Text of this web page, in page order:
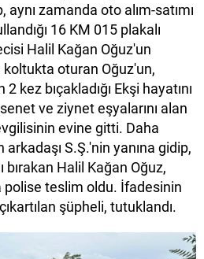
zamanda oto alım-satımı
16 KM 015 plakalı
Halil Kağan Oğuz'un
koltukta oturan Oğuz'un,
2 kez bıçakladığı Ekşi hayatını
ve ziynet eşyalarını alan
evine gitti. Daha
S.Ş.'nin yanına gidip,
bırakan Halil Kağan Oğuz,
teslim oldu. İfadesinin
şüpheli, tutuklandı.